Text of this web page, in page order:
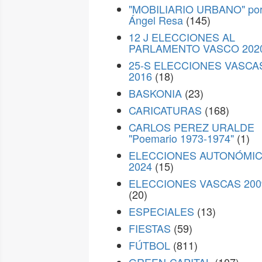
"MOBILIARIO URBANO"
Ángel Resa (145)
12 J ELECCIONES AL
PARLAMENTO VASCO
25-S ELECCIONES
2016 (18)
BASKONIA (23)
CARICATURAS (168)
CARLOS PEREZ URALDE
"Poemario 1973-1974" (1)
ELECCIONES
2024 (15)
ELECCIONES VASCAS
(20)
ESPECIALES (13)
FIESTAS (59)
FÚTBOL (811)